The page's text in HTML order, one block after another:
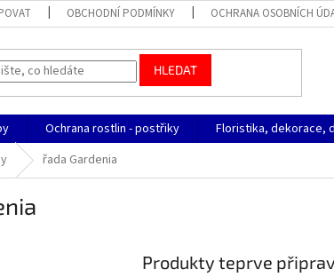
OBCHODNÍ PODMÍNKY OCHRANA OSOBNÍCH
HLEDAT
Ochrana rostlin - postřiky Floristika, dekorace,
řada Gardenia
Produkty teprve